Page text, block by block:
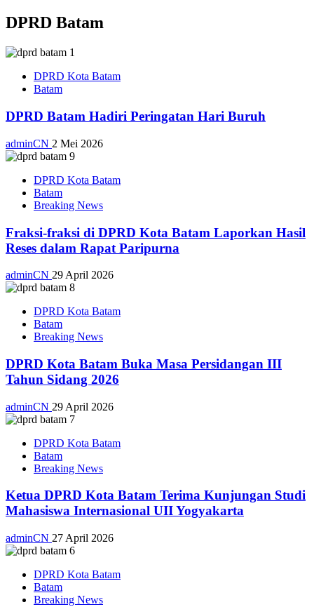
DPRD Batam
DPRD Kota Batam
Batam
DPRD Batam Hadiri Peringatan Hari Buruh
adminCN 2 Mei 2026
DPRD Kota Batam
Batam
Breaking News
Fraksi-fraksi di DPRD Kota Batam Laporkan Hasil
Reses dalam Rapat Paripurna
adminCN 29 April 2026
DPRD Kota Batam
Batam
Breaking News
DPRD Kota Batam Buka Masa Persidangan III
Tahun Sidang 2026
adminCN 29 April 2026
DPRD Kota Batam
Batam
Breaking News
Ketua DPRD Kota Batam Terima Kunjungan Studi
Mahasiswa Internasional UII Yogyakarta
adminCN 27 April 2026
DPRD Kota Batam
Batam
Breaking News